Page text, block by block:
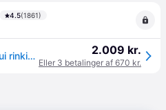
4.5(1861)
(ComputerSalg) Kaltų medžiui rinkinys (11 dalių) KIRSCHEN 2.009 kr.
Eller 3 betalinger af 670 kr.